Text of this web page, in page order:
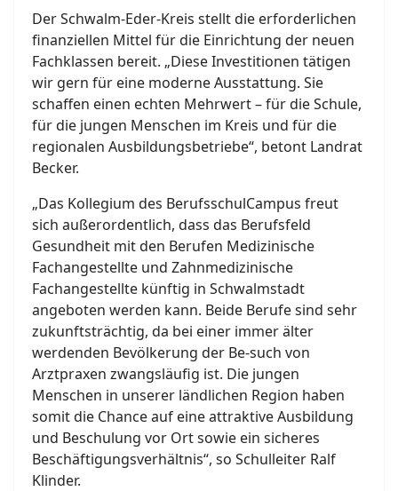
Der Schwalm-Eder-Kreis stellt die erforderlichen
finanziellen Mittel für die Einrichtung der neuen
Fachklassen bereit. „Diese Investitionen tätigen
wir gern für eine moderne Ausstattung. Sie
schaffen einen echten Mehrwert – für die Schule,
für die jungen Menschen im Kreis und für die
regionalen Ausbildungsbetriebe“, betont Landrat
Becker.
„Das Kollegium des BerufsschulCampus freut
sich außerordentlich, dass das Berufsfeld
Gesundheit mit den Berufen Medizinische
Fachangestellte und Zahnmedizinische
Fachangestellte künftig in Schwalmstadt
angeboten werden kann. Beide Berufe sind sehr
zukunftsträchtig, da bei einer immer älter
werdenden Bevölkerung der Be-such von
Arztpraxen zwangsläufig ist. Die jungen
Menschen in unserer ländlichen Region haben
somit die Chance auf eine attraktive Ausbildung
und Beschulung vor Ort sowie ein sicheres
Beschäftigungsverhältnis“, so Schulleiter Ralf
Klinder.